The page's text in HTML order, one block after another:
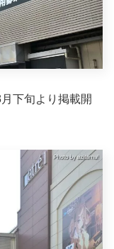
下旬より掲載開